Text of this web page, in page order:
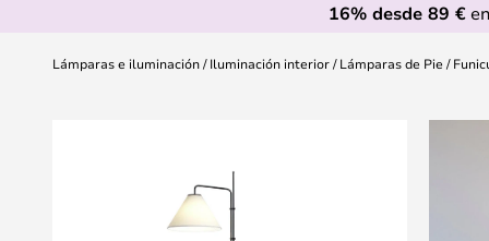
16% desde 89 €
Lámparas e iluminación Iluminación interior Lámparas de Pie